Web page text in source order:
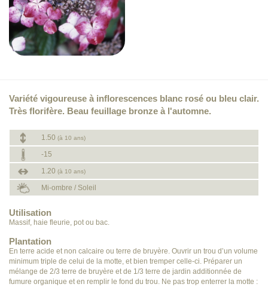
Variété vigoureuse à inflorescences blanc rosé ou bleu clair.
Très florifère. Beau feuillage bronze à l'automne.
1.50 (à 10 ans)
-15
1.20 (à 10 ans)
Mi-ombre / Soleil
Utilisation
Massif, haie fleurie, pot ou bac.
Plantation
En terre acide et non calcaire ou terre de bruyère. Ouvrir un trou d’un volume
minimum triple de celui de la motte, et bien tremper celle-ci. Préparer un
mélange de 2/3 terre de bruyère et de 1/3 terre de jardin additionnée de
fumure organique et en remplir le fond du trou. Ne pas trop enterrer la motte :